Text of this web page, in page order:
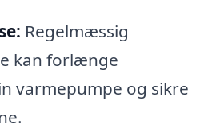
Regelmæssig
kan forlænge
varmepumpe og sikre